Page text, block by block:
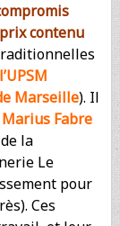
contenu
l’UPSM
Marseille). Il
Marius Fabre
la
Le
pour
Ces